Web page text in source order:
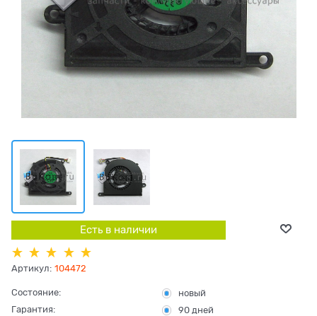
Есть в наличии
Артикул: 104472
Состояние:
новый
Гарантия:
90 дней